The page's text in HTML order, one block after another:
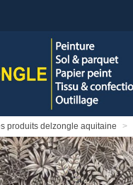
produits delzongle aquitaine >